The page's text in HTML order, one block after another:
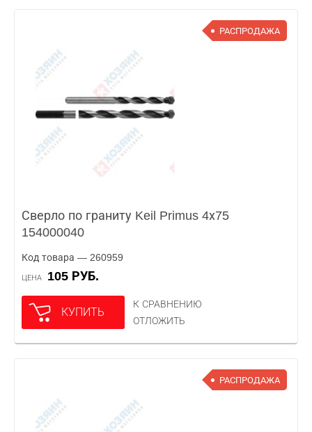
РАСПРОДАЖА
Сверло по граниту Keil Primus 4х75
154000040
Код товара — 260959
ЦЕНА 105 РУБ.
КУПИТЬ
К СРАВНЕНИЮ
ОТЛОЖИТЬ
РАСПРОДАЖА